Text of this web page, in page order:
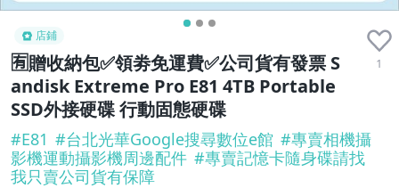
店鋪
🈶贈收納包✅領劵免運費✅公司貨有發票 S
andisk Extreme Pro E81 4TB Portable
SSD外接硬碟 行動固態硬碟
1
#E81 #台北光華Google搜尋數位e館 #專賣相機攝
影機運動攝影機周邊配件 #專賣記憶卡隨身碟請找
我只賣公司貨有保障